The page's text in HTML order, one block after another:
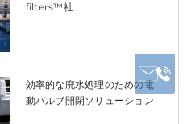
filters™社
効率的な廃水処理のための電
動バルブ開閉ソリューション